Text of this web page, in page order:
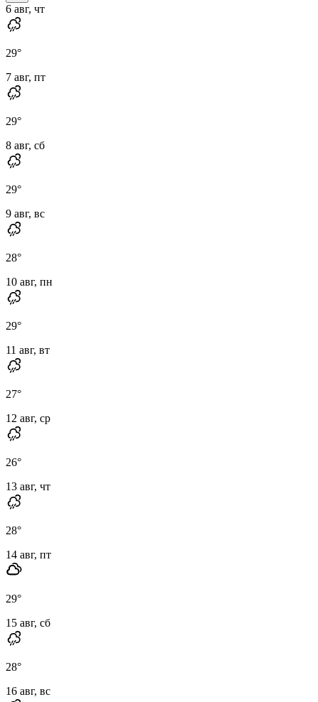
6 авг, чт
29°
7 авг, пт
29°
8 авг, сб
29°
9 авг, вс
28°
10 авг, пн
29°
11 авг, вт
27°
12 авг, ср
26°
13 авг, чт
28°
14 авг, пт
29°
15 авг, сб
28°
16 авг, вс